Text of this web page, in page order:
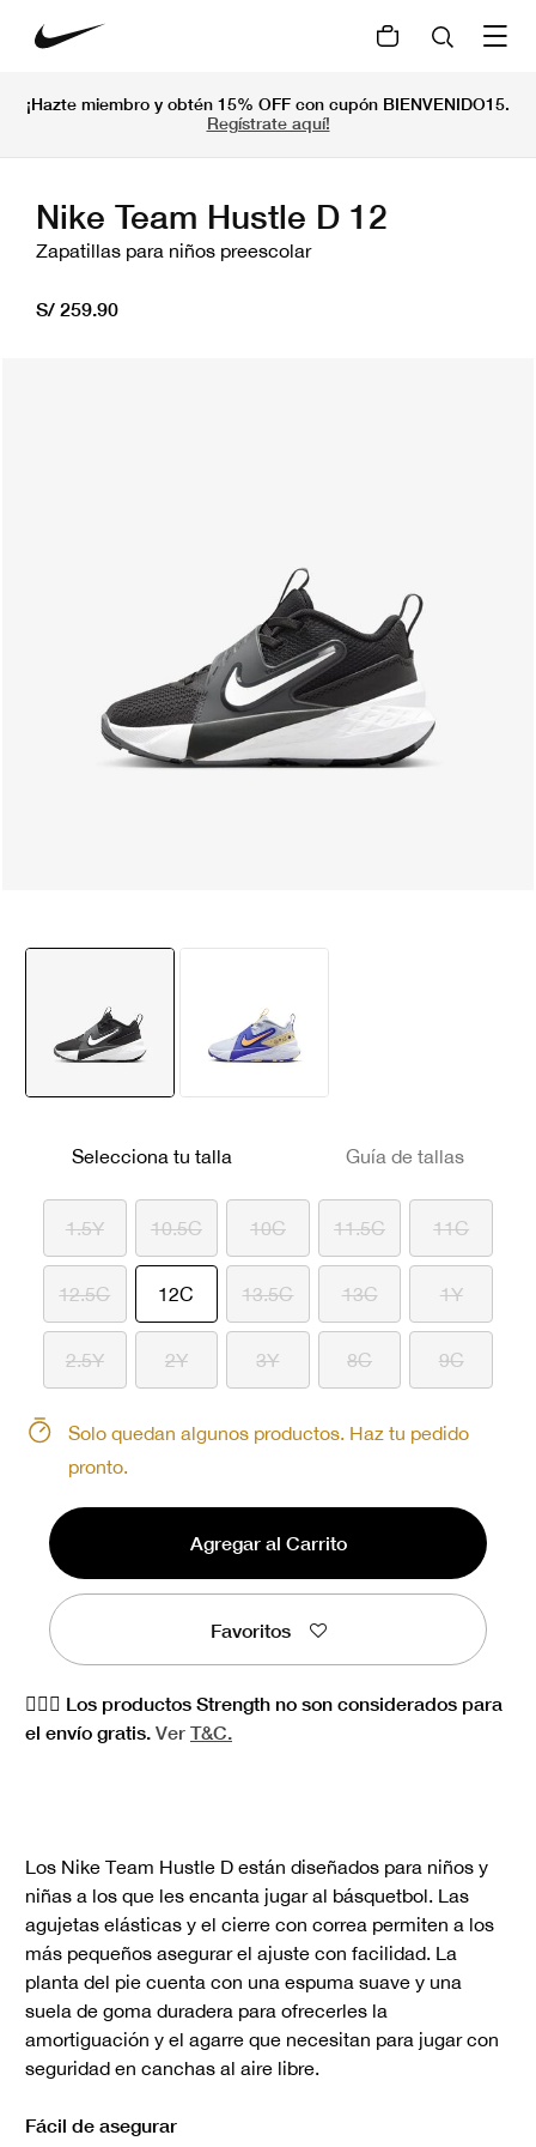
¡Hazte miembro y obtén 15% OFF con cupón BIENVENIDO15.
Regístrate aquí!
Nike Team Hustle D 12
Zapatillas para niños preescolar
S/ 259.90
Selecciona tu talla Guía de tallas
1.5Y 10.5C 10C 11.5C 11C
12.5C 12C seleccionado
13.5C 13C 1Y
2.5Y 2Y 3Y 8C 9C
Solo quedan algunos productos. Haz tu pedido
pronto.
Agregar al Carrito
Favoritos
🏋🏻‍♀️ Los productos Strength no son considerados para
el envío gratis. Ver T&C.
Los Nike Team Hustle D están diseñados para niños y
niñas a los que les encanta jugar al básquetbol. Las
agujetas elásticas y el cierre con correa permiten a los
más pequeños asegurar el ajuste con facilidad. La
planta del pie cuenta con una espuma suave y una
suela de goma duradera para ofrecerles la
amortiguación y el agarre que necesitan para jugar con
seguridad en canchas al aire libre.
Fácil de asegurar